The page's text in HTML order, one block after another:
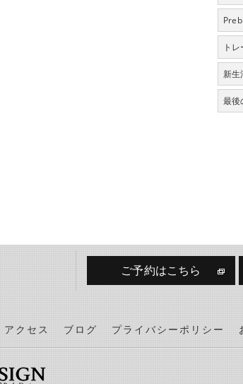
ト
新生
最後
ご予約はこちら
アクセス ブログ プライバシーポリシー